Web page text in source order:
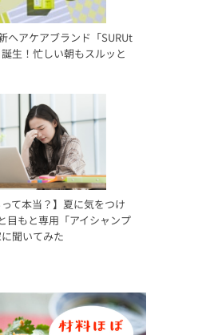
ヘアケアブランド「SURUt
生！忙しい朝もスルッと
って本当？】夏に気をつけ
目もと専用「アイシャンプ
聞いてみた